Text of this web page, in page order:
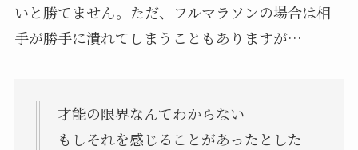
いと勝てません。ただ、フルマラソンの場合は相
手が勝手に潰れてしまうこともありますが…
才能の限界なんてわからない
もしそれを感じることがあったとした